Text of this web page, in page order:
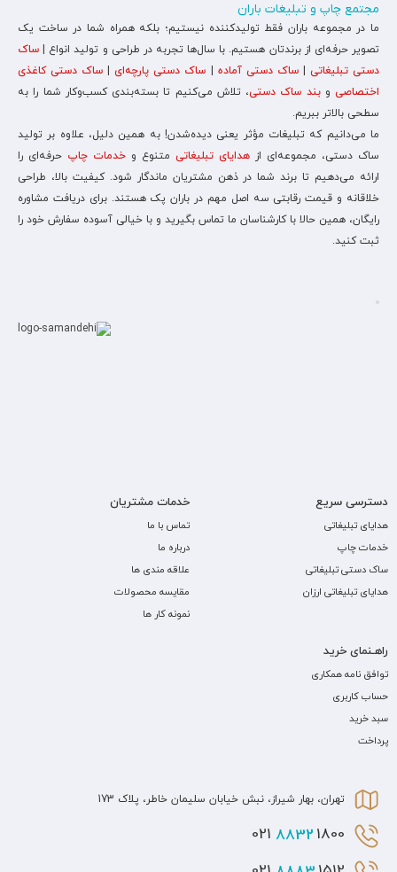
مجتمع چاپ و تبلیغات باران
ما در مجموعه باران فقط تولیدکننده نیستیم؛ بلکه همراه شما در ساخت یک
تصویر حرفه‌ای از برندتان هستیم. با سال‌ها تجربه در طراحی و تولید انواع | ساک
دستی تبلیغاتی |ساک دستی آماده ساک دستی پارچه‌ای| ساک دستی کاغذی
اختصاصی وبند ساک دستی، تلاش می‌کنیم تا بسته‌بندی کسب‌وکار شما را به
سطحی بالاتر ببریم.
ما می‌دانیم که تبلیغات مؤثر یعنی دیده‌شدن! به همین دلیل، علاوه بر تولید
ساک دستی، مجموعه‌ای از هدایای تبلیغاتی متنوع و خدمات چاپ حرفه‌ای را
ارائه می‌دهیم تا برند شما در ذهن مشتریان ماندگار شود. کیفیت بالا، طراحی
خلاقانه و قیمت رقابتی سه اصل مهم در باران پک هستند. برای دریافت مشاوره
رایگان، همین حالا با کارشناسان ما تماس بگیرید و با خیالی آسوده سفارش خود را
ثبت کنید.
دسترسی سریع
هدایای تبلیغاتی
خدمات چاپ
ساک دستی تبلیغاتی
هدایای تبلیغاتی ارزان
خدمات مشتریان
تماس با ما
درباره ما
علاقه مندی ها
مقایسه محصولات
نمونه کار ها
راهـنمای خرید
توافق نامه همکاری
حساب کاربری
سبد خرید
پرداخت
تهران، بهار شیراز، نبش خیابان سلیمان خاطر، پلاک 173
8832 1800 021